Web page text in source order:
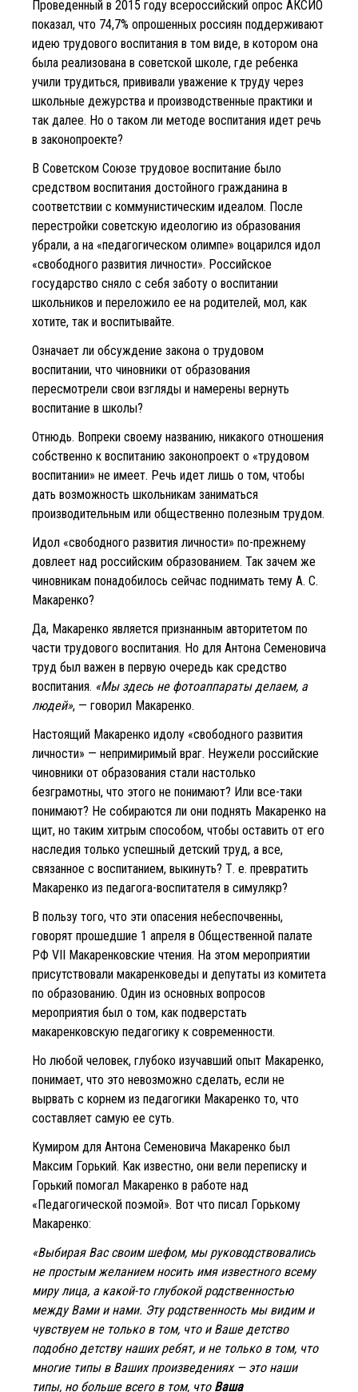
Проведенный в 2015 году всероссийский опрос АКСИО
показал, что 74,7% опрошенных россиян поддерживают
идею трудового воспитания в том виде, в котором она
была реализована в советской школе, где ребенка
учили трудиться, прививали уважение к труду через
школьные дежурства и производственные практики и
так далее. Но о таком ли методе воспитания идет речь
в законопроекте?
В Советском Союзе трудовое воспитание было
средством воспитания достойного гражданина в
соответствии с коммунистическим идеалом. После
перестройки советскую идеологию из образования
убрали, а на «педагогическом олимпе» воцарился идол
«свободного развития личности». Российское
государство сняло с себя заботу о воспитании
школьников и переложило ее на родителей, мол, как
хотите, так и воспитывайте.
Означает ли обсуждение закона о трудовом
воспитании, что чиновники от образования
пересмотрели свои взгляды и намерены вернуть
воспитание в школы?
Отнюдь. Вопреки своему названию, никакого отношения
собственно к воспитанию законопроект о «трудовом
воспитании» не имеет. Речь идет лишь о том, чтобы
дать возможность школьникам заниматься
производительным или общественно полезным трудом.
Идол «свободного развития личности» по-прежнему
довлеет над российским образованием. Так зачем же
чиновникам понадобилось сейчас поднимать тему А. С.
Макаренко?
Да, Макаренко является признанным авторитетом по
части трудового воспитания. Но для Антона Семеновича
труд был важен в первую очередь как средство
воспитания. «Мы здесь не фотоаппараты делаем, а
людей», — говорил Макаренко.
Настоящий Макаренко идолу «свободного развития
личности» — непримиримый враг. Неужели российские
чиновники от образования стали настолько
безграмотны, что этого не понимают? Или все-таки
понимают? Не собираются ли они поднять Макаренко на
щит, но таким хитрым способом, чтобы оставить от его
наследия только успешный детский труд, а все,
связанное с воспитанием, выкинуть? Т. е. превратить
Макаренко из педагога-воспитателя в симулякр?
В пользу того, что эти опасения небеспочвенны,
говорят прошедшие 1 апреля в Общественной палате
РФ VII Макаренковские чтения. На этом мероприятии
присутствовали макаренковеды и депутаты из комитета
по образованию. Один из основных вопросов
мероприятия был о том, как подверстать
макаренковскую педагогику к современности.
Но любой человек, глубоко изучавший опыт Макаренко,
понимает, что это невозможно сделать, если не
вырвать с корнем из педагогики Макаренко то, что
составляет самую ее суть.
Кумиром для Антона Семеновича Макаренко был
Максим Горький. Как известно, они вели переписку и
Горький помогал Макаренко в работе над
«Педагогической поэмой». Вот что писал Горькому
Макаренко:
«Выбирая Вас своим шефом, мы руководствовались
не простым желанием носить имя известного всему
миру лица, а какой-то глубокой родственностью
между Вами и нами. Эту родственность мы видим и
чувствуем не только в том, что и Ваше детство
подобно детству наших ребят, и не только в том, что
многие типы в Ваших произведениях — это наши
типы, но больше всего в том, что Ваша